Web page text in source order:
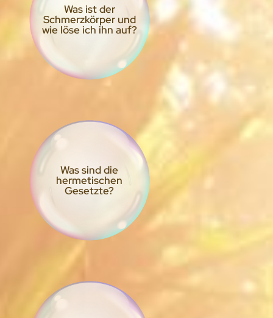
Was ist der
Schmerzkörper und
wie löse ich ihn auf?
Was sind die
hermetischen
Gesetzte?